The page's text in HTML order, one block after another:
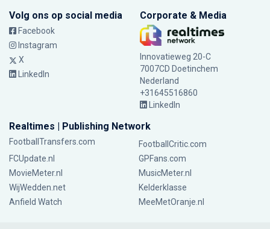
Volg ons op social media
Facebook
Instagram
X
LinkedIn
Corporate & Media
Innovatieweg 20-C
7007CD Doetinchem
Nederland
+31645516860
LinkedIn
Realtimes | Publishing Network
FootballTransfers.com
FootballCritic.com
FCUpdate.nl
GPFans.com
MovieMeter.nl
MusicMeter.nl
WijWedden.net
Kelderklasse
Anfield Watch
MeeMetOranje.nl